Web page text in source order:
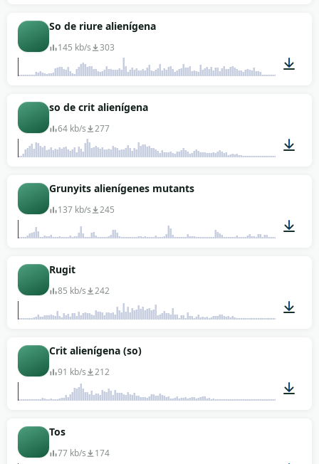
So de riure alienígena
145 kb/s 303
so de crit alienígena
64 kb/s 277
Grunyits alienígenes mutants
137 kb/s 245
Rugit
85 kb/s 242
Crit alienígena (so)
91 kb/s 212
Tos
77 kb/s 174